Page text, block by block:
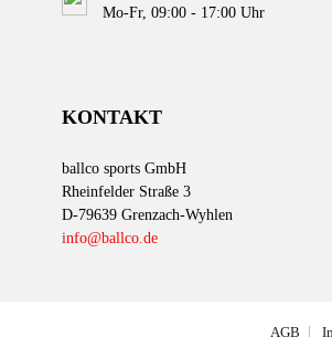
Mo-Fr, 09:00 - 17:00 Uhr
KONTAKT
ballco sports GmbH
Rheinfelder Straße 3
D-79639 Grenzach-Wyhlen
info@ballco.de
AGB